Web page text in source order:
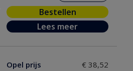
Bestellen
Lees meer
Opel prijs
€ 38,52